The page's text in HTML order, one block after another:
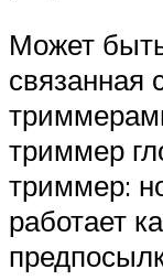
Может
связанная
триммер
триммер:
работает